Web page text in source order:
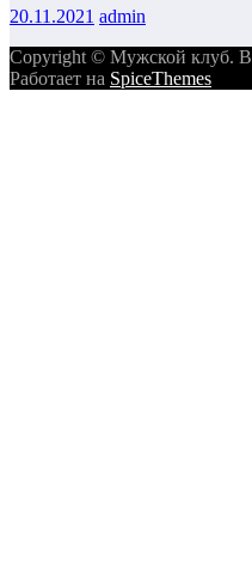
20.11.2021 admin
Copyright © Мужской клуб.
Работает на SpiceThemes